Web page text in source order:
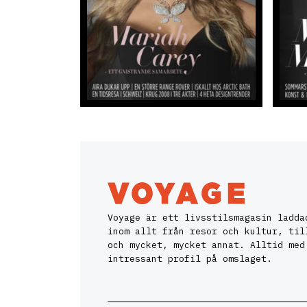
Voyage är ett livsstilsmagasin
inom allt från resor och kultur, till
och mycket, mycket annat. Alltid
intressant profil på omslaget.